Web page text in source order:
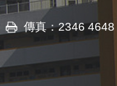
傳真：2346 4648